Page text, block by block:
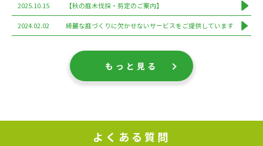
2025.10.15 【秋の庭木伐採・剪定のご案内】
2024.02.02 綺麗な庭づくりに欠かせないサービスをご提供しています
もっと見る
よくある質問